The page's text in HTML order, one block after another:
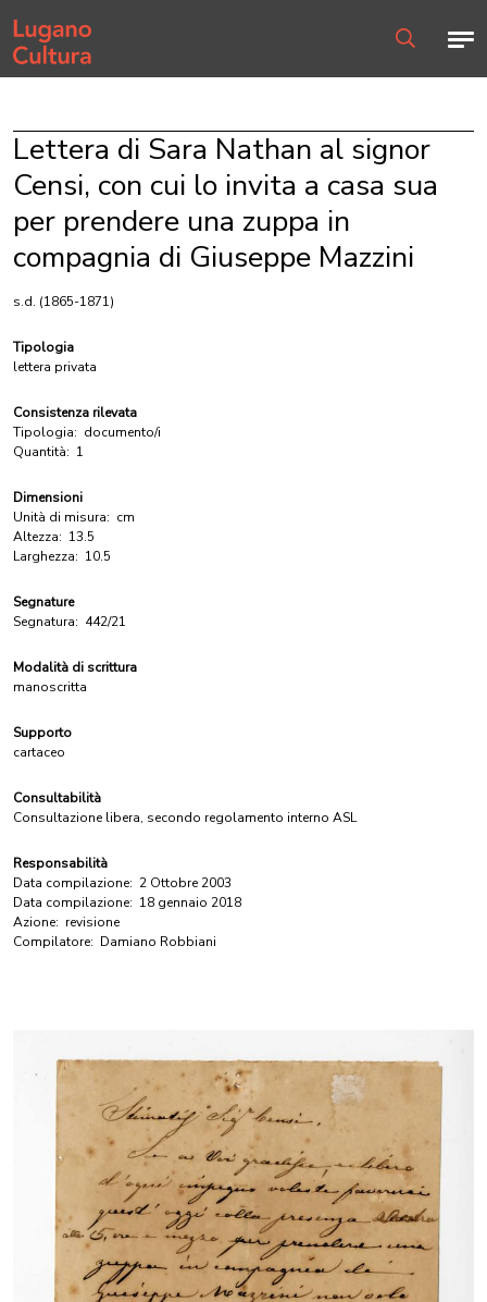
Home page
Lettera di Sara Nathan al signor
Censi, con cui lo invita a casa sua
per prendere una zuppa in
compagnia di Giuseppe Mazzini
s.d. (1865-1871)
Tipologia
lettera privata
Consistenza rilevata
Tipologia: documento/i
Quantità: 1
Dimensioni
Unità di misura: cm
Altezza: 13.5
Larghezza: 10.5
Segnature
Segnatura: 442/21
Modalità di scrittura
manoscritta
Supporto
cartaceo
Consultabilità
Consultazione libera, secondo regolamento interno ASL
Responsabilità
Data compilazione: 2 Ottobre 2003
Data compilazione: 18 gennaio 2018
Azione: revisione
Compilatore: Damiano Robbiani